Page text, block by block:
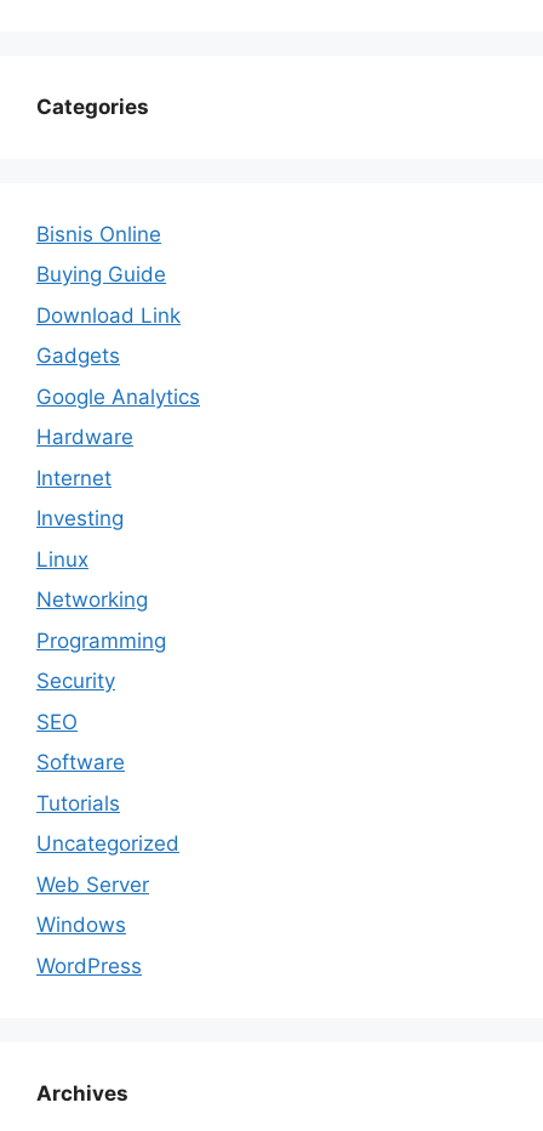
Categories
Bisnis Online
Buying Guide
Download Link
Gadgets
Google Analytics
Hardware
Internet
Investing
Linux
Networking
Programming
Security
SEO
Software
Tutorials
Uncategorized
Web Server
Windows
WordPress
Archives